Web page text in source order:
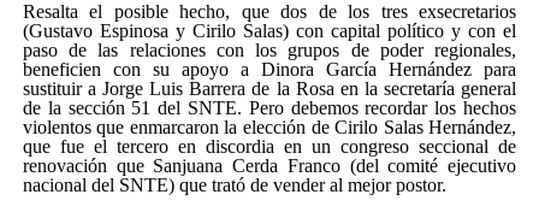
Resalta el posible hecho, que dos de los tres exsecretarios
(Gustavo Espinosa y Cirilo Salas) con capital político y con el
paso de las relaciones con los grupos de poder regionales,
beneficien con su apoyo a Dinora García Hernández para
sustituir a Jorge Luis Barrera de la Rosa en la secretaría general
de la sección 51 del SNTE. Pero debemos recordar los hechos
violentos que enmarcaron la elección de Cirilo Salas Hernández,
que fue el tercero en discordia en un congreso seccional de
renovación que Sanjuana Cerda Franco (del comité ejecutivo
nacional del SNTE) que trató de vender al mejor postor.